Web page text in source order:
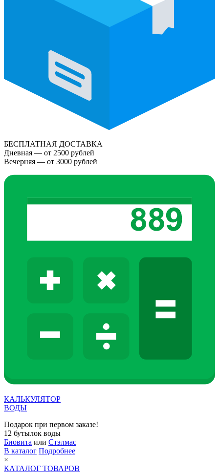
БЕСПЛАТНАЯ ДОСТАВКА
Дневная — от 2500 рублей
Вечерняя — от 3000 рублей
КАЛЬКУЛЯТОР
ВОДЫ
Подарок при первом заказе!
12 бутылок воды
Биовита или Стэлмас
В каталог Подробнее
×
КАТАЛОГ ТОВАРОВ